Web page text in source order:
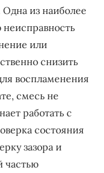
Одна из наиболее
или
снизить
воспламенения
смесь не
работать с
состояния
зазора и
частью